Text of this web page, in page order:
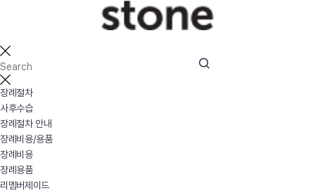
장례절차
사후수습
장례절차 안내
장례비용/용품
장례비용
장례용품
리멤버제이드